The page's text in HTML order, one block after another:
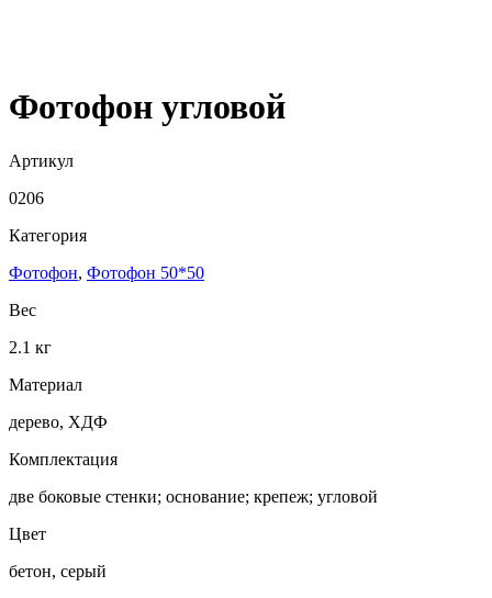
Фотофон угловой
Артикул
0206
Категория
Фотофон, Фотофон 50*50
Вес
2.1 кг
Материал
дерево, ХДФ
Комплектация
две боковые стенки; основание; крепеж; угловой
Цвет
бетон, серый